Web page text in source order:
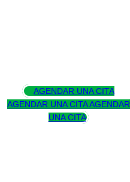
AGENDAR UNA CITA
AGENDAR UNA CITA AGENDAR
UNA CITA